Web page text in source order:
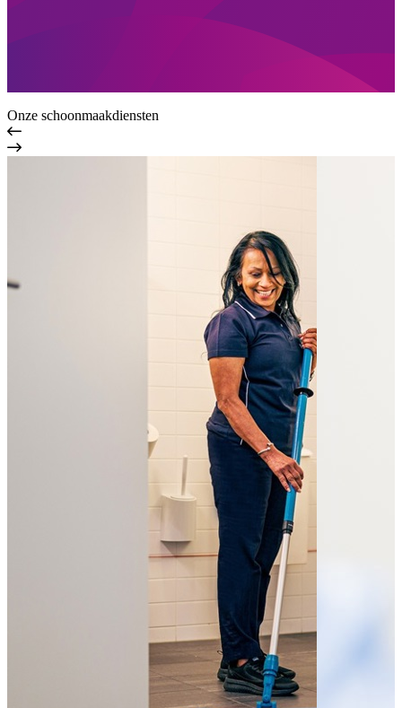
Onze schoonmaakdiensten